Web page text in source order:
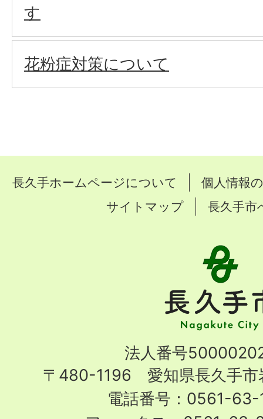
す
花粉症対策について
長久手ホームページについて
個人情報
サイトマップ
長久手市
手
市
City
法人番号
〒480-1196 愛知県長久手市
電話番号：0561-63-